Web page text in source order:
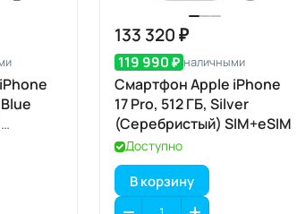
133 320 ₽
119 990 ₽ наличными
Смартфон Apple iPhone
17 Pro, 512 ГБ, Silver
(Серебристый) SIM+eSIM
Доступно
В корзину